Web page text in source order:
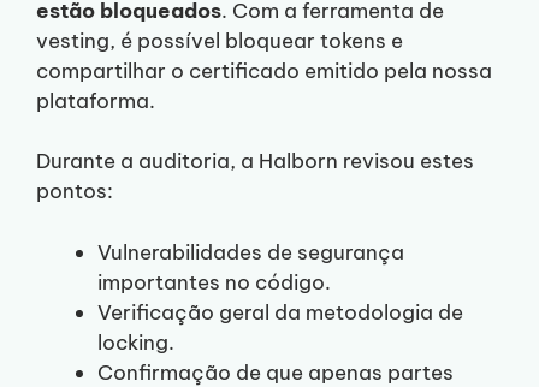
estão bloqueados. Com a ferramenta de
vesting, é possível bloquear tokens e
compartilhar o certificado emitido pela nossa
plataforma.
Durante a auditoria, a Halborn revisou estes
pontos:
Vulnerabilidades de segurança
importantes no código.
Verificação geral da metodologia de
locking.
Confirmação de que apenas partes